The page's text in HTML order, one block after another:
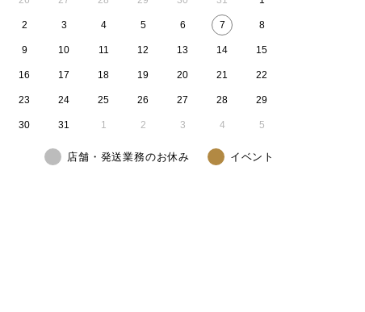
2 3 4 5 6 7 8
9 10 11 12 13 14 15
16 17 18 19 20 21 22
23 24 25 26 27 28 29
30 31 1 2 3 4 5
店舗・発送業務のお休み イベント